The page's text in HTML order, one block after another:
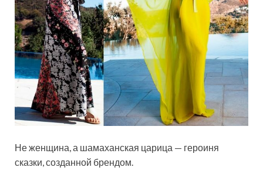
Не женщина, а шамаханская царица — героиня
сказки, созданной брендом.